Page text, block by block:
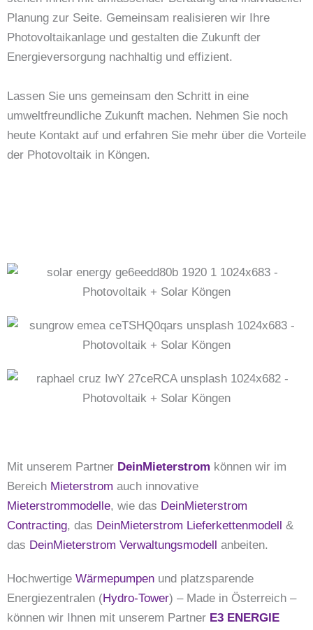
Planung zur Seite. Gemeinsam realisieren wir Ihre
Photovoltaikanlage und gestalten die Zukunft der
Energieversorgung nachhaltig und effizient.
Lassen Sie uns gemeinsam den Schritt in eine
umweltfreundliche Zukunft machen. Nehmen Sie noch
heute Kontakt auf und erfahren Sie mehr über die Vorteile
der Photovoltaik in Köngen.
Mit unserem Partner DeinMieterstrom können wir im
Bereich Mieterstrom auch innovative
Mieterstrommodelle, wie das DeinMieterstrom
Contracting, das DeinMieterstrom Lieferkettenmodell &
das DeinMieterstrom Verwaltungsmodell anbeiten.
Hochwertige Wärmepumpen und platzsparende
Energiezentralen (Hydro-Tower) – Made in Österreich –
können wir Ihnen mit unserem Partner E3 ENERGIE